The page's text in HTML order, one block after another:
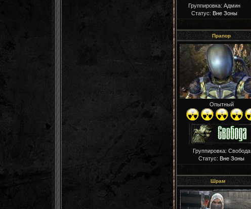
Группировка: Админ
Статус: Вне Зоны
Прапор
Опытный
Группировка: Свобода
Статус: Вне Зоны
Шрам